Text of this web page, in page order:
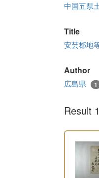
中国五県
Title
安芸郡地
Author
広島県 1
Result